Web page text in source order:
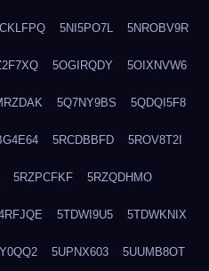
5NI5PO7L 5NROBV9R
5OGIRQDY 5OIXNVW6
5Q7NY9BS 5QDQI5F8
5RCDBBFD 5ROV8T2I
5RZPCFKF 5RZQDHMO
5TDWI9U5 5TDWKNIX
5UPNX603 5UUMB8OT